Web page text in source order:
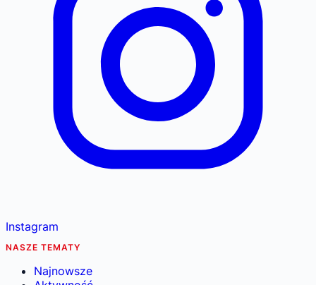
Instagram
NASZE TEMATY
Najnowsze